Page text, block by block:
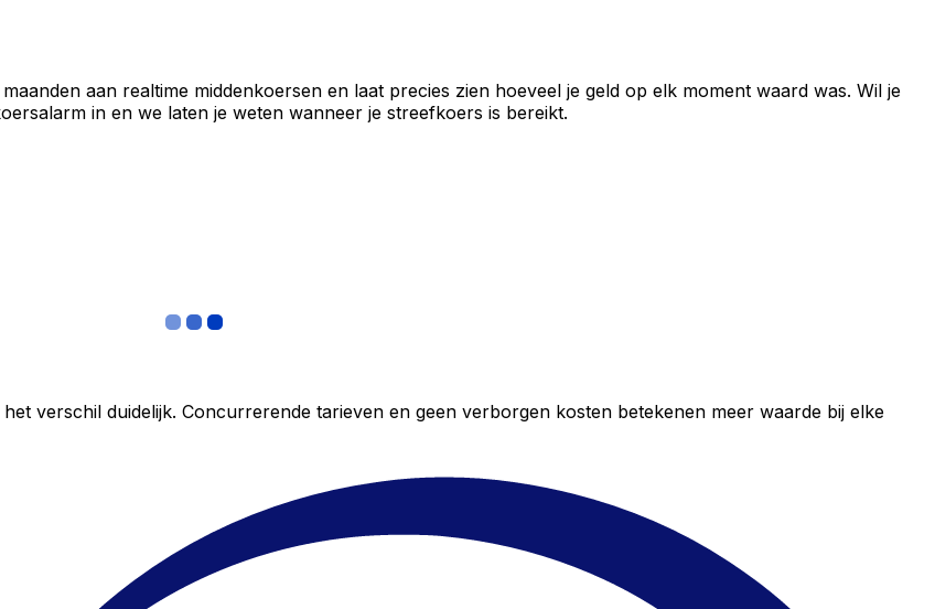
aan realtime middenkoersen en laat precies zien hoeveel je geld op elk moment waard was. Wil je
in en we laten je weten wanneer je streefkoers is bereikt.
verschil duidelijk. Concurrerende tarieven en geen verborgen kosten betekenen meer waarde bij elke